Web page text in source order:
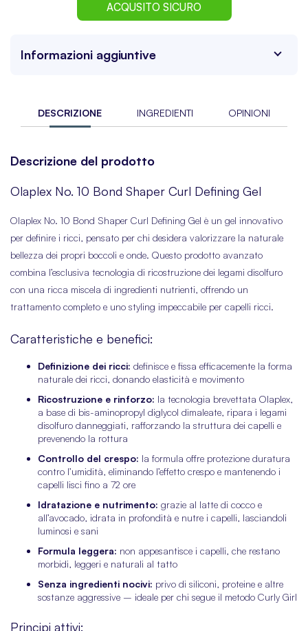
ACQUSITO SICURO
DESCRIZIONE INGREDIENTI OPINIONI
Descrizione del prodotto
Olaplex No. 10 Bond Shaper Curl Defining Gel
Olaplex No. 10 Bond Shaper Curl Defining Gel è un gel innovativo
per definire i ricci, pensato per chi desidera valorizzare la naturale
bellezza dei propri boccoli e onde. Questo prodotto avanzato
combina l’esclusiva tecnologia di ricostruzione dei legami disolfuro
con una ricca miscela di ingredienti nutrienti, offrendo un
trattamento completo e uno styling impeccabile per capelli ricci.
Caratteristiche e benefici:
Definizione dei ricci: definisce e fissa efficacemente la forma
naturale dei ricci, donando elasticità e movimento
Ricostruzione e rinforzo: la tecnologia brevettata Olaplex,
a base di bis-aminopropyl diglycol dimaleate, ripara i legami
disolfuro danneggiati, rafforzando la struttura dei capelli e
prevenendo la rottura
Controllo del crespo: la formula offre protezione duratura
contro l’umidità, eliminando l’effetto crespo e mantenendo i
capelli lisci fino a 72 ore
Idratazione e nutrimento: grazie al latte di cocco e
all’avocado, idrata in profondità e nutre i capelli, lasciandoli
luminosi e sani
Formula leggera: non appesantisce i capelli, che restano
morbidi, leggeri e naturali al tatto
Senza ingredienti nocivi: privo di siliconi, proteine e altre
sostanze aggressive – ideale per chi segue il metodo Curly Girl
Principi attivi:
Informazioni aggiuntive